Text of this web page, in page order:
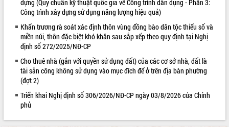
LIÊN KẾT WEB
dựng (Quy chuẩn kỹ thuật quốc gia về Công trình dân dụng - Phần 3:
Công trình xây dựng sử dụng năng lượng hiệu quả)
Khẩn trương rà soát xác định thôn vùng đồng bào dân tộc thiểu số và
miền núi, thôn đặc biệt khó khăn sau sắp xếp theo quy định tại Nghị
định số 272/2025/NĐ-CP
Cho thuê nhà (gắn với quyền sử dụng đất) của các cơ sở nhà, đất là
tài sản công không sử dụng vào mục đích để ở trên địa bàn phường
(đợt 2)
Triển khai Nghị định số 306/2026/NĐ-CP ngày 03/8/2026 của Chính
phủ